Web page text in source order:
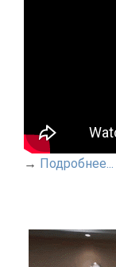
→ Подробнее...